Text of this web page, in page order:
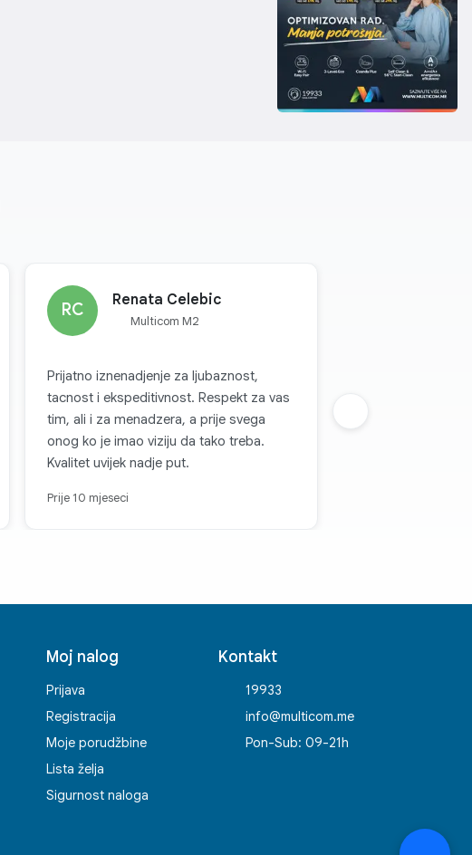
RC
Renata Celebic
Multicom M2
Prijatno iznenadjenje za ljubaznost,
tacnost i ekspeditivnost. Respekt za vas
tim, ali i za menadzera, a prije svega
onog ko je imao viziju da tako treba.
Kvalitet uvijek nadje put.
Prije 10 mjeseci
Moj nalog
Prijava
Registracija
Moje porudžbine
Lista želja
Sigurnost naloga
Kontakt
19933
info@multicom.me
Pon-Sub: 09-21h